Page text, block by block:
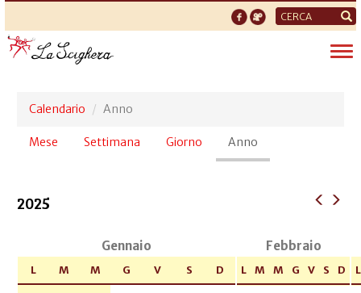
Form
di
ricerca
Calendario Anno
Schede
Mese Settimana Giorno Anno
attiva)
2025
Gennaio
L M M G V S D
Febbraio
L M M G V S D L